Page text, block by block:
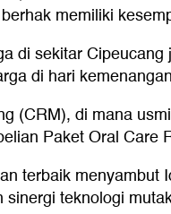
memiliki
di sekitar
di hari
(CRM), di mana
Paket Oral Care
terbaik
teknologi